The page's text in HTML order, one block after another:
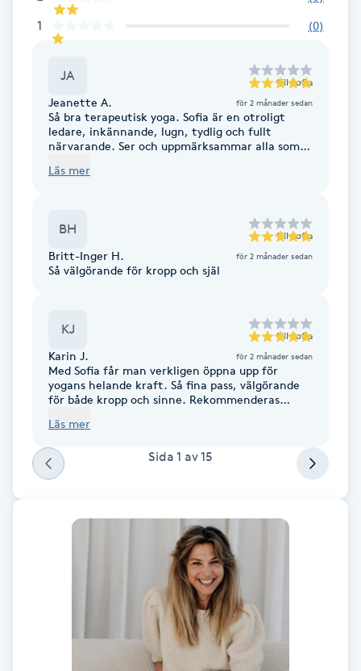
Fransk manikyr
Frekvensterapi
Friskvård
Färgning
Föning
1 (0)
JA till Sofia
Jeanette A. för 2 månader sedan
Så bra terapeutisk yoga. Sofia är en otroligt
ledare, inkännande, lugn, tydlig och fullt
närvarande. Ser och uppmärksammar alla som
Läs mer
BH till Sofia
Britt-Inger H. för 2 månader sedan
Så välgörande för kropp och själ
KJ till Sofia
Karin J. för 2 månader sedan
Med Sofia får man verkligen öppna upp för
yogans helande kraft. Så fina pass, välgörande
för både kropp och sinne. Rekommenderas
Läs mer
Sida 1 av15